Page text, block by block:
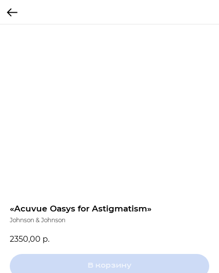
«Acuvue Oasys for Astigmatism»
Johnson & Johnson
2350,00 р.
В корзину